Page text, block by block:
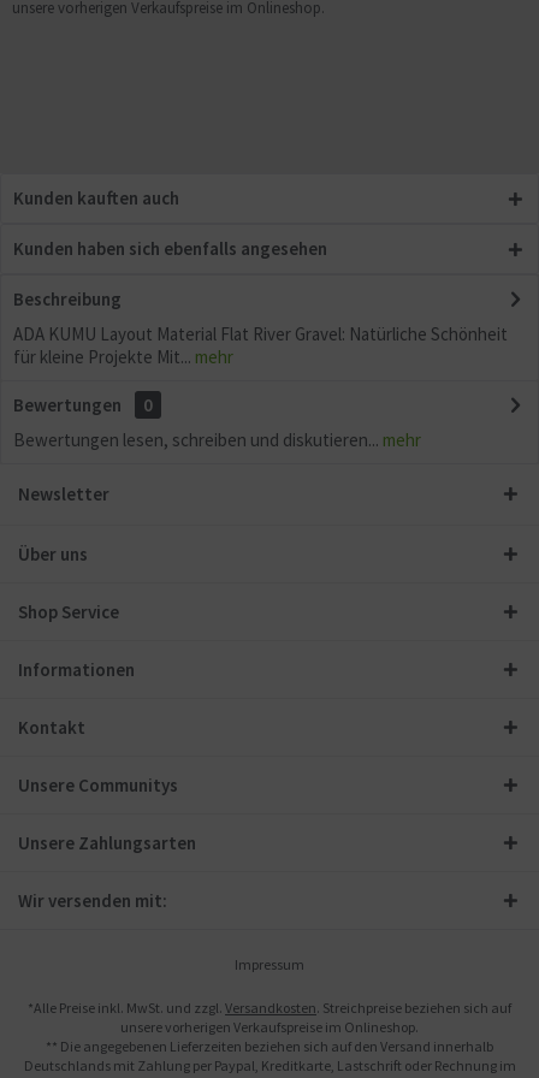
unsere vorherigen Verkaufspreise im Onlineshop.
Kunden kauften auch
Kunden haben sich ebenfalls angesehen
Beschreibung
ADA KUMU Layout Material Flat River Gravel: Natürliche Schönheit
für kleine Projekte Mit... mehr
Bewertungen
0
Bewertungen lesen, schreiben und diskutieren... mehr
Newsletter
Über uns
Shop Service
Informationen
Kontakt
Unsere Communitys
Unsere Zahlungsarten
Wir versenden mit:
Impressum
*Alle Preise inkl. MwSt. und zzgl. Versandkosten. Streichpreise beziehen sich auf
unsere vorherigen Verkaufspreise im Onlineshop.
** Die angegebenen Lieferzeiten beziehen sich auf den Versand innerhalb
Deutschlands mit Zahlung per Paypal, Kreditkarte, Lastschrift oder Rechnung im